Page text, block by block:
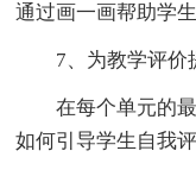
通过画一画帮助学
7、为教学评价
在每个单元的
如何引导学生自我